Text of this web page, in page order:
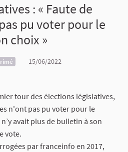
: « Faute de
pu voter pour le
choix »
15/06/2022
tour des élections législatives,
n'ont pas pu voter pour le
avait plus de bulletin à son
vote.
par franceinfo en 2017,